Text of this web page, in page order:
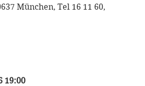
19:00
München, Tel 16 11 60,